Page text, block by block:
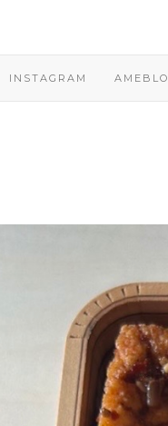
INSTAGRAM AMEBLO